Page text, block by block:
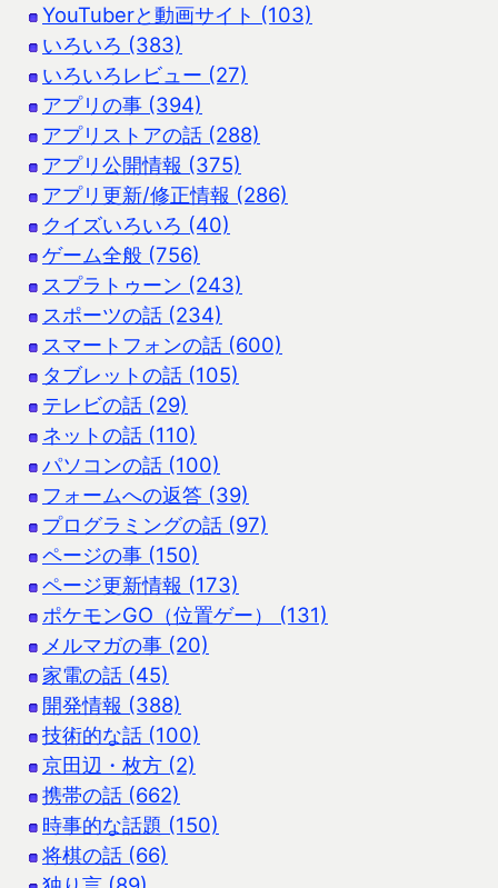
YouTuberと動画サイト (103)
いろいろ (383)
いろいろレビュー (27)
アプリの事 (394)
アプリストアの話 (288)
アプリ公開情報 (375)
アプリ更新/修正情報 (286)
クイズいろいろ (40)
ゲーム全般 (756)
スプラトゥーン (243)
スポーツの話 (234)
スマートフォンの話 (600)
タブレットの話 (105)
テレビの話 (29)
ネットの話 (110)
パソコンの話 (100)
フォームへの返答 (39)
プログラミングの話 (97)
ページの事 (150)
ページ更新情報 (173)
ポケモンGO（位置ゲー） (131)
メルマガの事 (20)
家電の話 (45)
開発情報 (388)
技術的な話 (100)
京田辺・枚方 (2)
携帯の話 (662)
時事的な話題 (150)
将棋の話 (66)